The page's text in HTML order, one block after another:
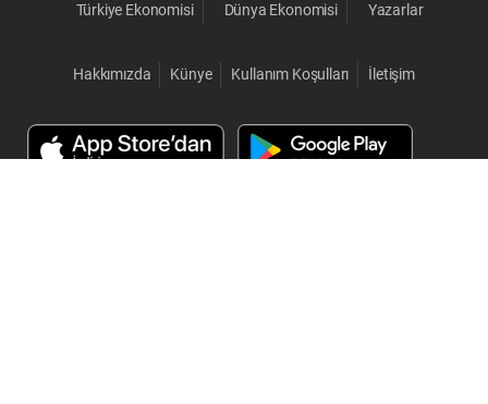
Türkiye Ekonomisi Dünya Ekonomisi Yazarlar
Hakkımızda Künye Kullanım Koşulları İletişim